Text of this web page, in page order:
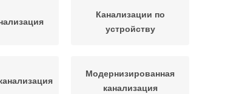
Канализации по
устройству
Модернизированная
канализация